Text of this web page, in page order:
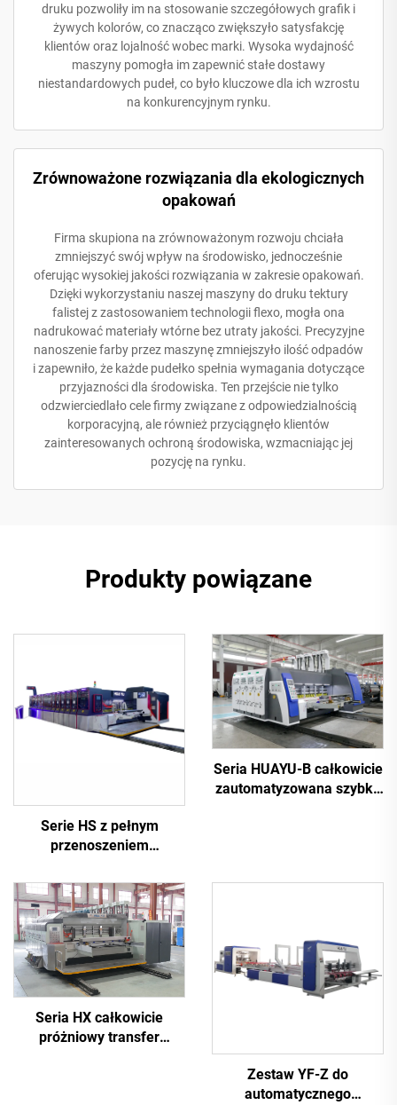
druku pozwoliły im na stosowanie szczegółowych grafik i
żywych kolorów, co znacząco zwiększyło satysfakcję
klientów oraz lojalność wobec marki. Wysoka wydajność
maszyny pomogła im zapewnić stałe dostawy
niestandardowych pudeł, co było kluczowe dla ich wzrostu
na konkurencyjnym rynku.
Zrównoważone rozwiązania dla ekologicznych
opakowań
Firma skupiona na zrównoważonym rozwoju chciała
zmniejszyć swój wpływ na środowisko, jednocześnie
oferując wysokiej jakości rozwiązania w zakresie opakowań.
Dzięki wykorzystaniu naszej maszyny do druku tektury
falistej z zastosowaniem technologii flexo, mogła ona
nadrukować materiały wtórne bez utraty jakości. Precyzyjne
nanoszenie farby przez maszynę zmniejszyło ilość odpadów
i zapewniło, że każde pudełko spełnia wymagania dotyczące
przyjazności dla środowiska. Ten przejście nie tylko
odzwierciedlało cele firmy związane z odpowiedzialnością
korporacyjną, ale również przyciągnęło klientów
zainteresowanych ochroną środowiska, wzmacniając jej
pozycję na rynku.
Produkty powiązane
Serie HS z pełnym
przenoszeniem
komputerowa maszyna do
drukowania wysokiej
rozdzielczości z
wycinaniem rowków
(Drukowanie górne z
przenoszeniem
próżniowym)
Seria HUAYU-B całkowicie
zautomatyzowana szybka
Seria HX całkowicie
próżniowy transfer
Zestaw YF-Z do
automatycznego